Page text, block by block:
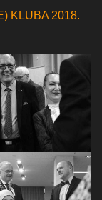
KLUBA 2018.